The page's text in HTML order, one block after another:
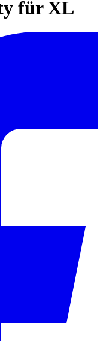
für XL